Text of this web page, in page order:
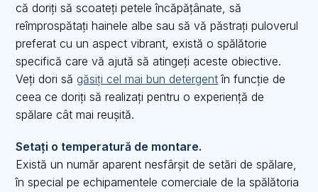
că doriți să scoateți petele încăpățânate, să
reîmprospătați hainele albe sau să vă păstrați puloverul
preferat cu un aspect vibrant, există o spălătorie
specifică care vă ajută să atingeți aceste obiective.
Veți dori să găsiți cel mai bun detergent în funcție de
ceea ce doriți să realizați pentru o experiență de
spălare cât mai reușită.
Setați o temperatură de montare.
Există un număr aparent nesfârșit de setări de spălare,
în special pe echipamentele comerciale de la spălătoria